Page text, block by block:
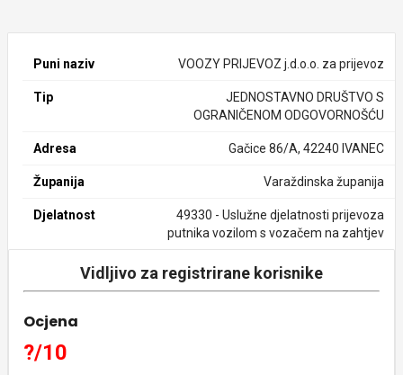
Puni naziv VOOZY PRIJEVOZ j.d.o.o. za prijevoz
Tip
JEDNOSTAVNO DRUŠTVO S
OGRANIČENOM ODGOVORNOŠĆU
Adresa Gačice 86/A, 42240 IVANEC
Županija Varaždinska županija
Djelatnost
49330 - Uslužne djelatnosti prijevoza
putnika vozilom s vozačem na zahtjev
Vidljivo za registrirane korisnike
Ocjena
?/10